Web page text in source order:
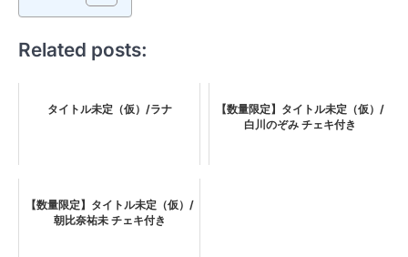
Related posts:
タイトル未定（仮）/ラナ
【数量限定】タイトル未定（仮）/
白川のぞみ チェキ付き
【数量限定】タイトル未定（仮）/
朝比奈祐未 チェキ付き